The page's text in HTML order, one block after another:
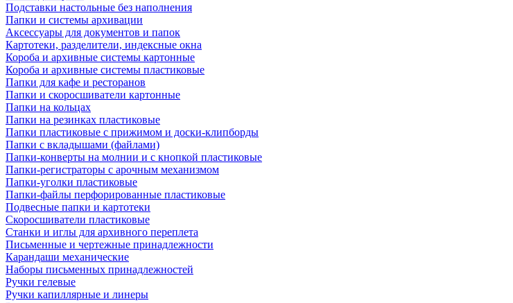
Подставки настольные без наполнения
Папки и системы архивации
Аксессуары для документов и папок
Картотеки, разделители, индексные окна
Короба и архивные системы картонные
Короба и архивные системы пластиковые
Папки для кафе и ресторанов
Папки и скоросшиватели картонные
Папки на кольцах
Папки на резинках пластиковые
Папки пластиковые с прижимом и доски-клипборды
Папки с вкладышами (файлами)
Папки-конверты на молнии и с кнопкой пластиковые
Папки-регистраторы с арочным механизмом
Папки-уголки пластиковые
Папки-файлы перфорированные пластиковые
Подвесные папки и картотеки
Скоросшиватели пластиковые
Станки и иглы для архивного переплета
Письменные и чертежные принадлежности
Карандаши механические
Наборы письменных принадлежностей
Ручки гелевые
Ручки капиллярные и линеры